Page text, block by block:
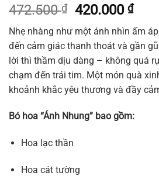
472.500₫
Giá
gốc
là:
472.500 ₫.
420.000₫Giá
hiện
tại
là:
Nhẹ nhàng như một ánh nhìn ấm
đến cảm giác thanh thoát và gần
lời thì thầm dịu dàng – không quá
chạm đến trái tim. Một món quà
khoảnh khắc yêu thương và đầy
Bó hoa “Ánh Nhung” bao gồm:
Hoa lạc thần
Hoa cát tường